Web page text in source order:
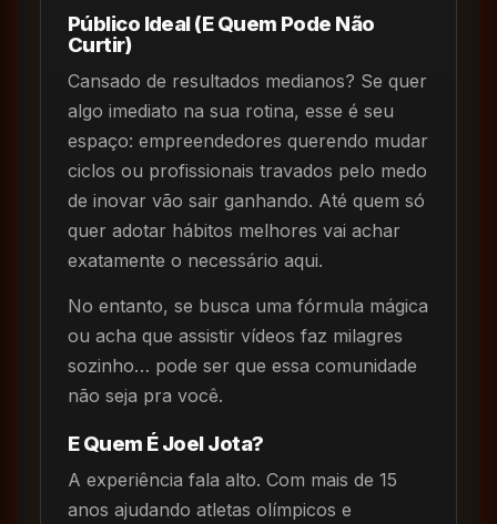
Público Ideal (E Quem Pode Não
Curtir)
Cansado de resultados medianos? Se quer
algo imediato na sua rotina, esse é seu
espaço: empreendedores querendo mudar
ciclos ou profissionais travados pelo medo
de inovar vão sair ganhando. Até quem só
quer adotar hábitos melhores vai achar
exatamente o necessário aqui.
No entanto, se busca uma fórmula mágica
ou acha que assistir vídeos faz milagres
sozinho… pode ser que essa comunidade
não seja pra você.
E Quem É Joel Jota?
A experiência fala alto. Com mais de 15
anos ajudando atletas olímpicos e